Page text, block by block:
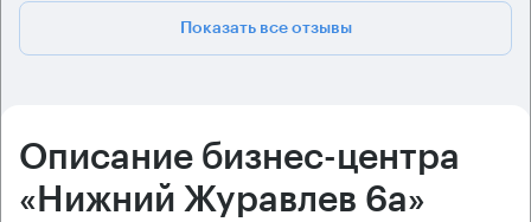
Показать все отзывы
Описание бизнес-центра
«Нижний Журавлев 6а»